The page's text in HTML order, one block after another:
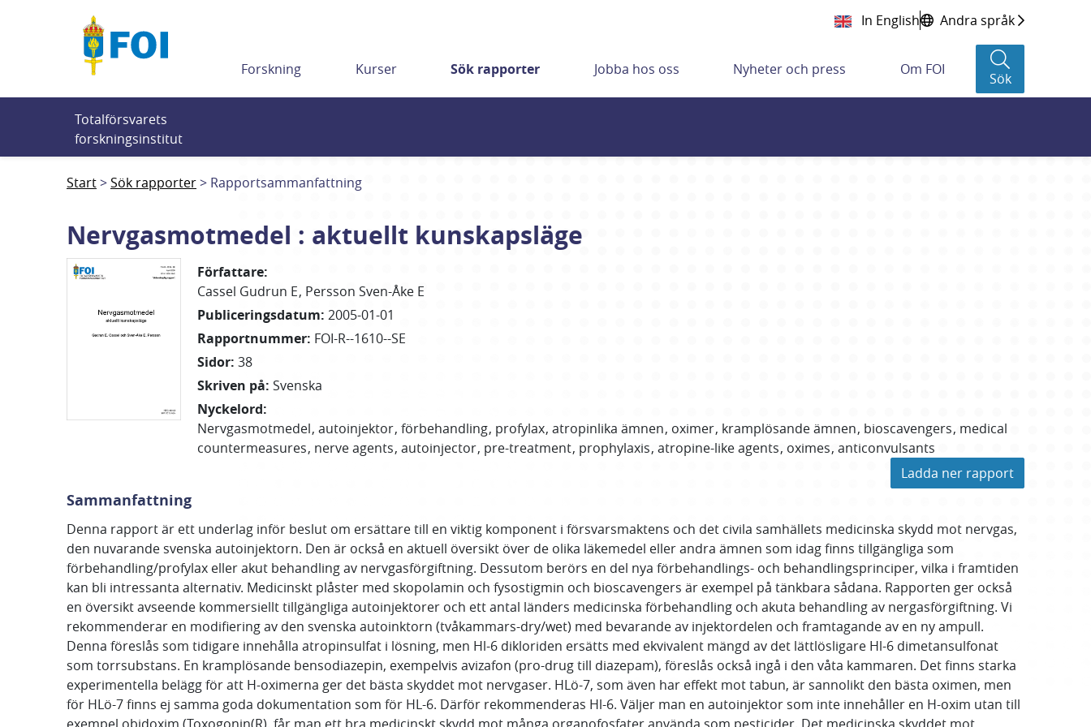
In English Andra språk
Forskning Kurser Sök rapporter Jobba hos oss Nyheter och press Om FOI
Sök
Totalförsvarets
forskningsinstitut
Start Sök rapporter Rapportsammanfattning
Nervgasmotmedel : aktuellt kunskapsläge
Författare:
Cassel Gudrun E Persson Sven-Åke E
Publiceringsdatum: 2005-01-01
Rapportnummer: FOI-R--1610--SE
Sidor: 38
Skriven på: Svenska
Nyckelord:
Nervgasmotmedel autoinjektor förbehandling profylax atropinlika ämnen oximer kramplösande ämnen bioscavengers medical
countermeasures nerve agents autoinjector pre-treatment prophylaxis atropine-like agents oximes anticonvulsants
Ladda ner rapport
Sammanfattning
Denna rapport är ett underlag inför beslut om ersättare till en viktig komponent i försvarsmaktens och det civila samhällets medicinska skydd mot nervgas,
den nuvarande svenska autoinjektorn. Den är också en aktuell översikt över de olika läkemedel eller andra ämnen som idag finns tillgängliga som
förbehandling/profylax eller akut behandling av nervgasförgiftning. Dessutom berörs en del nya förbehandlings- och behandlingsprinciper, vilka i framtiden
kan bli intressanta alternativ. Medicinskt plåster med skopolamin och fysostigmin och bioscavengers är exempel på tänkbara sådana. Rapporten ger också
en översikt avseende kommersiellt tillgängliga autoinjektorer och ett antal länders medicinska förbehandling och akuta behandling av nergasförgiftning. Vi
rekommenderar en modifiering av den svenska autoinktorn (tvåkammars-dry/wet) med bevarande av injektordelen och framtagande av en ny ampull.
Denna föreslås som tidigare innehålla atropinsulfat i lösning, men Hl-6 dikloriden ersätts med ekvivalent mängd av det lättlösligare Hl-6 dimetansulfonat
som torrsubstans. En kramplösande bensodiazepin, exempelvis avizafon (pro-drug till diazepam), föreslås också ingå i den våta kammaren. Det finns starka
experimentella belägg för att H-oximerna ger det bästa skyddet mot nervgaser. HLö-7, som även har effekt mot tabun, är sannolikt den bästa oximen, men
för HLö-7 finns ej samma goda dokumentation som för HL-6. Därför rekommenderas Hl-6. Väljer man en autoinjektor som inte innehåller en H-oxim utan till